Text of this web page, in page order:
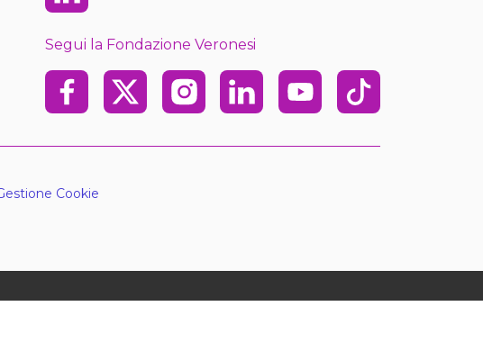
Segui la Fondazione Veronesi
Facebook
X InstagramLinkedinYoutubeTikTok
Cookie